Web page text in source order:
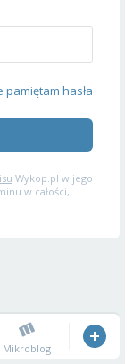
pamiętam hasła
Wykop.pl w jego
w całości,
Mikroblog